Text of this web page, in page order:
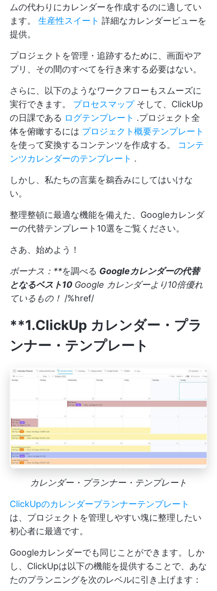
ムの代わりにカレンダーを作成するのに適してい
ます。 生産性スイート 詳細なカレンダービューを
提供。
プロジェクトを管理・追跡するために、画面やア
プリ、その間のすべてを行き来する必要はない。
さらに、以下のようなワークフローもスムーズに
実行できます。 プロセスマップそして、ClickUp
の日課である ログテンプレート .プロジェクト全
体を俯瞰するには プロジェクト概要テンプレート
を使って変換するコンテンツを作成する。 コンテ
ンツカレンダーのテンプレート .
しかし、私たちの言葉を鵜呑みにしてはいけな
い。
整理整頓に最適な機能を備えた、Googleカレンダ
ーの代替テンプレート10選をご覧ください。
さあ、始めよう！
ボーナス：**を調べる Googleカレンダーの代替
となるベスト10 Google カレンダーより10倍優れ
ているもの！ /%href/
**1.ClickUp カレンダー・プラ
ンナー・テンプレート
カレンダー・プランナー・テンプレート
ClickUpのカレンダープランナーテンプレート
は、プロジェクトを管理しやすい塊に整理したい
初心者に最適です。
Googleカレンダーでも同じことができます。しか
し、ClickUpは以下の機能を提供することで、あな
たのプランニングを次のレベルに引き上げます：